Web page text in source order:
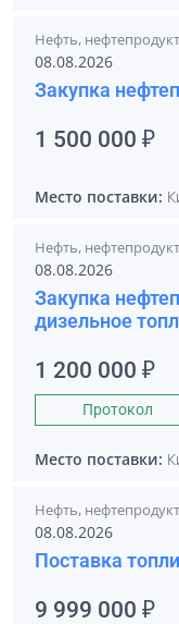
Нефть,
08.08.2026
Закупка
1 500 000 ₽
Место поставки:
Нефть,
08.08.2026
Закупка
дизельное
1 200 000 ₽
Протокол
Место поставки:
Нефть,
08.08.2026
Поставка
9 999 000 ₽